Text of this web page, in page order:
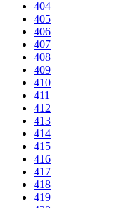
404
405
406
407
408
409
410
411
412
413
414
415
416
417
418
419